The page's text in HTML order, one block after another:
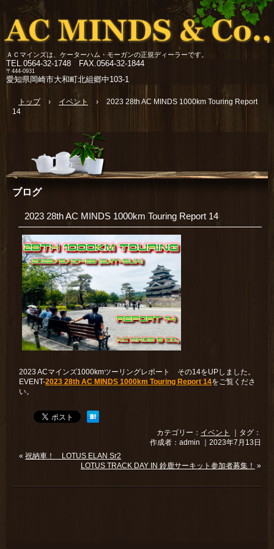
ＡＣマインズは、ケーターハム・モーガンの正規ディーラーです。
TEL.0564-32-1748 FAX.0564-32-1844
〒444-0931
愛知県岡崎市大和町北組郷中103-1
トップ › イベント ›
2023 28th AC MINDS 1000km Touring Report
14
ブログ
2023 28th AC MINDS 1000km Touring Report 14
2023 ACマインズ1000kmツーリングレポート その14をUPしました。
EVENT-2023 28th AC MINDS 1000km Touring Report 14をご覧くださ
い。
カテゴリー： イベント
｜タグ：
作成者：admin ｜2023年7月13日
«祝納車！ LOTUS ELAN Sr2
LOTUS TRACK DAY IN 鈴鹿サーキット参加者募集！ »